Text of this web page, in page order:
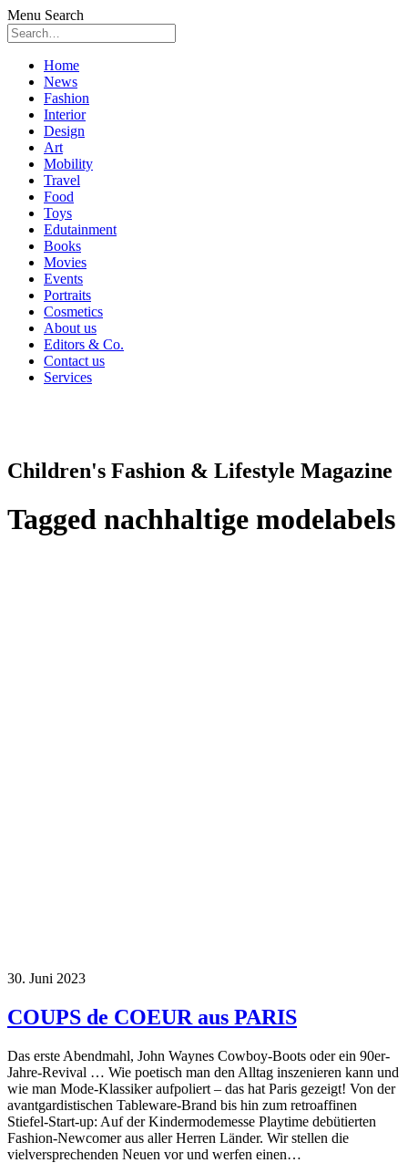
Menu Search
Skip
content
Home
News
Fashion
Interior
Design
Art
Mobility
Travel
Food
Toys
Edutainment
Books
Movies
Events
Portraits
Cosmetics
About us
Editors & Co.
Contact us
Services
Children's Fashion & Lifestyle Magazine
Tagged nachhaltige modelabels
30. Juni 2023
COUPS de COEUR aus PARIS
Das erste Abendmahl, John Waynes Cowboy-Boots oder ein 90er-
Jahre-Revival … Wie poetisch man den Alltag inszenieren kann und
wie man Mode-Klassiker aufpoliert – das hat Paris gezeigt! Von der
avantgardistischen Tableware-Brand bis hin zum retroaffinen
Stiefel-Start-up: Auf der Kindermodemesse Playtime debütierten
Fashion-Newcomer aus aller Herren Länder. Wir stellen die
vielversprechenden Neuen vor und werfen einen…